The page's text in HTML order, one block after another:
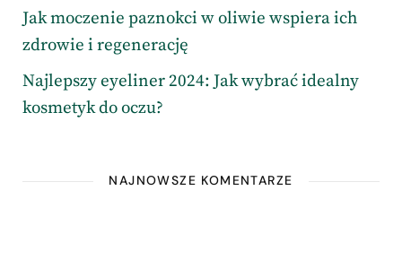
Jak moczenie paznokci w oliwie wspiera ich
zdrowie i regenerację
Najlepszy eyeliner 2024: Jak wybrać idealny
kosmetyk do oczu?
NAJNOWSZE KOMENTARZE